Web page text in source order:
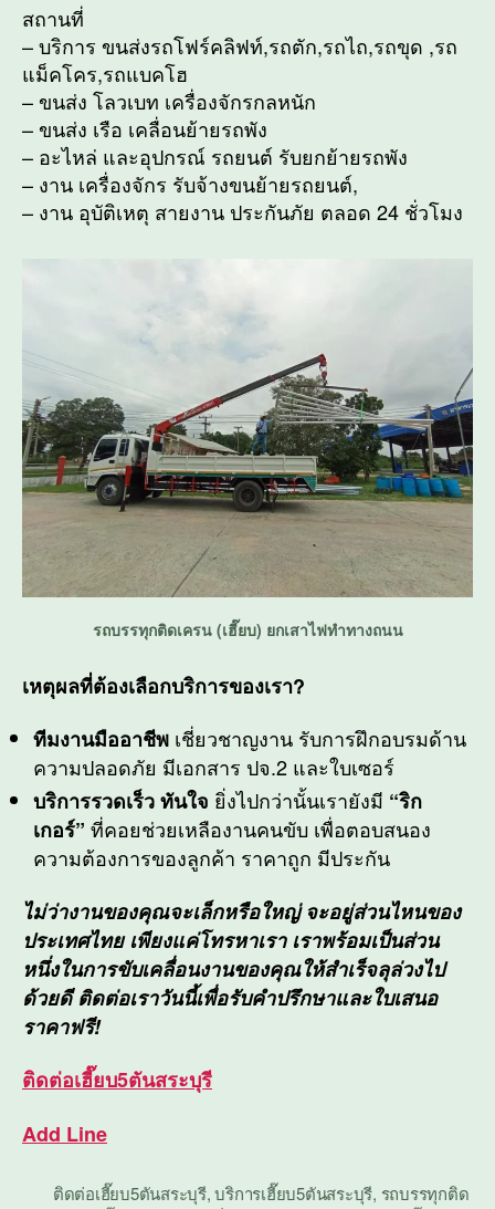
สถานที่
– บริการ ขนส่งรถโฟร์คลิฟท์,รถตัก,รถไถ,รถขุด ,รถ
แม็คโคร,รถแบคโฮ
– ขนส่ง โลวเบท เครื่องจักรกลหนัก
– ขนส่ง เรือ เคลื่อนย้ายรถพัง
– อะไหล่ และอุปกรณ์ รถยนต์ รับยกย้ายรถพัง
– งาน เครื่องจักร รับจ้างขนย้ายรถยนต์,
– งาน อุบัติเหตุ สายงาน ประกันภัย ตลอด 24 ชั่วโมง
รถบรรทุกติดเครน (เฮี๊ยบ) ยกเสาไฟทำทางถนน
เหตุผลที่ต้องเลือกบริการของเรา?
ทีมงานมืออาชีพ เชี่ยวชาญงาน รับการฝึกอบรมด้าน
ความปลอดภัย มีเอกสาร ปจ.2 และใบเซอร์
บริการรวดเร็ว ทันใจ ยิ่งไปกว่านั้นเรายังมี “ริก
เกอร์” ที่คอยช่วยเหลืองานคนขับ เพื่อตอบสนอง
ความต้องการของลูกค้า ราคาถูก มีประกัน
ไม่ว่างานของคุณจะเล็กหรือใหญ่ จะอยู่ส่วนไหนของ
ประเทศไทย เพียงแค่โทรหาเรา เราพร้อมเป็นส่วน
หนึ่งในการขับเคลื่อนงานของคุณให้สำเร็จลุล่วงไป
ด้วยดี ติดต่อเราวันนี้เพื่อรับคำปรึกษาและใบเสนอ
ราคาฟรี!
ติดต่อเฮี๊ยบ5ตันสระบุรี
Add Line
ติดต่อเฮี๊ยบ5ตันสระบุรี,บริการเฮี๊ยบ5ตันสระบุรี, รถบรรทุกติด